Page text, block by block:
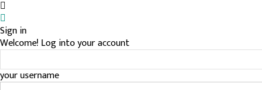
Sign in
Welcome! Log into your account
your username